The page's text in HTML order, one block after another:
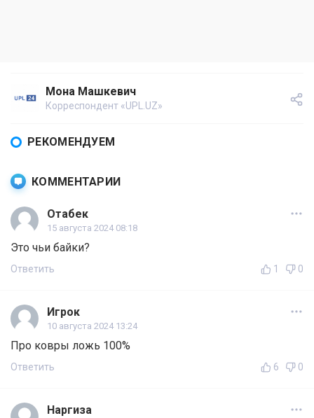
Мона Машкевич
Корреспондент «UPL.UZ»
РЕКОМЕНДУЕМ
КОММЕНТАРИИ
Отабек
15 августа 2024 08:18
Это чьи байки?
Ответить 1 0
Игрок
10 августа 2024 13:24
Про ковры ложь 100%
Ответить 6 0
Наргиза